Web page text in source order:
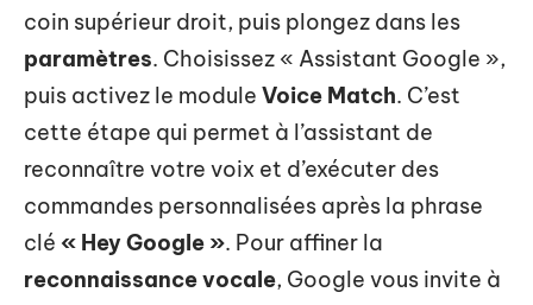
coin supérieur droit, puis plongez dans les
paramètres. Choisissez « Assistant Google »,
puis activez le module Voice Match. C’est
cette étape qui permet à l’assistant de
reconnaître votre voix et d’exécuter des
commandes personnalisées après la phrase
clé « Hey Google ». Pour affiner la
reconnaissance vocale, Google vous invite à